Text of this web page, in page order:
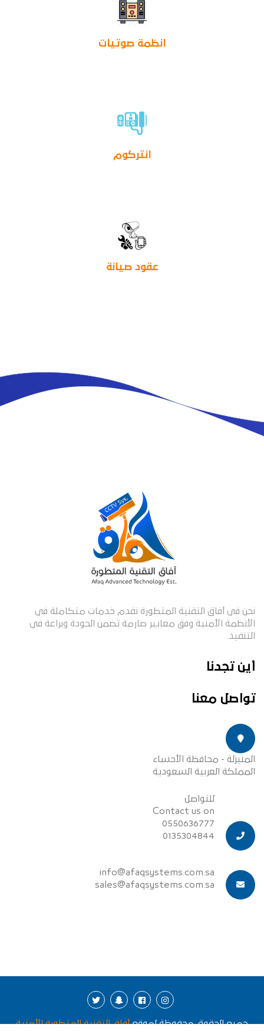
انظمة صوتيات
انتركوم
عقود صيانة
نحن في أفاق التقنية المتطورة نقدم خدمات متكاملة في
الأنظمة الأمنية وفق معايير صارمة تضمن الجودة وبراعة في
التنفيذ.
أين تجدنا
تواصل معنا
المنيزلة - محافظة الأحساء
المملكة العربية السعودية
للتواصل
Contact us on
0550636777
0135304844
info@afaqsystems.com.sa
sales@afaqsystems.com.sa
جميع الحقوق محفوظة لموقعأفاق التقنية المتطورة الأمنية